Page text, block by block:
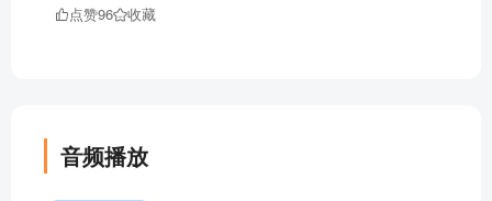
点赞96 收藏
音频播放